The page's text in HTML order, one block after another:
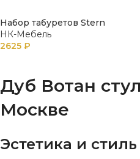
Набор табуретов Stern
НК-Мебель
2625 ₽
Дуб Вотан
Москве
Эстетика и